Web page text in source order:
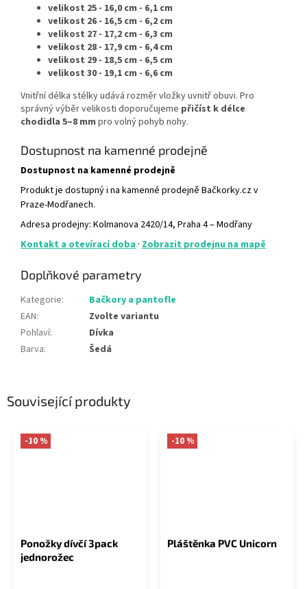
Související produkty
-10 %
Ponožky dívčí 3pack
jednorožec
-10 %
Pláštěnka PVC Unicorn
velikost 25 - 16,0 cm - 6,1 cm
velikost 26 - 16,5 cm - 6,2 cm
velikost 27 - 17,2 cm - 6,3 cm
velikost 28 - 17,9 cm - 6,4 cm
velikost 29 - 18,5 cm - 6,5 cm
velikost 30 - 19,1 cm - 6,6 cm
Vnitřní délka stélky udává rozměr vložky uvnitř obuvi. Pro
správný výběr velikosti doporučujeme přičíst k délce
chodidla 5–8 mm pro volný pohyb nohy.
Dostupnost na kamenné prodejně
Dostupnost na kamenné prodejně
Produkt je dostupný i na kamenné prodejně Bačkorky.cz v
Praze-Modřanech.
Adresa prodejny: Kolmanova 2420/14, Praha 4 – Modřany
Kontakt a otevírací doba · Zobrazit prodejnu na mapě
Doplňkové parametry
Kategorie:
Bačkory a pantofle
EAN:
Zvolte variantu
Pohlaví:
Dívka
Barva: Šedá